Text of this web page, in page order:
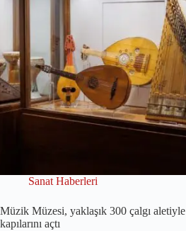
Sanat Haberleri
Müzik Müzesi, yaklaşık 300 çalgı
kapılarını açtı